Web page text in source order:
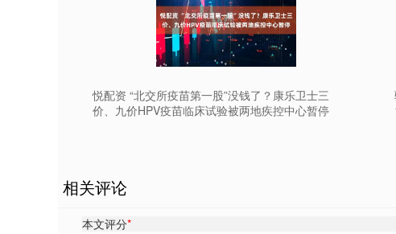
悦配资 “北交所疫苗第一股”没钱了？康乐卫士三
价、九价HPV疫苗临床试验被两地疾控中心暂停
相关评论
本文评分*